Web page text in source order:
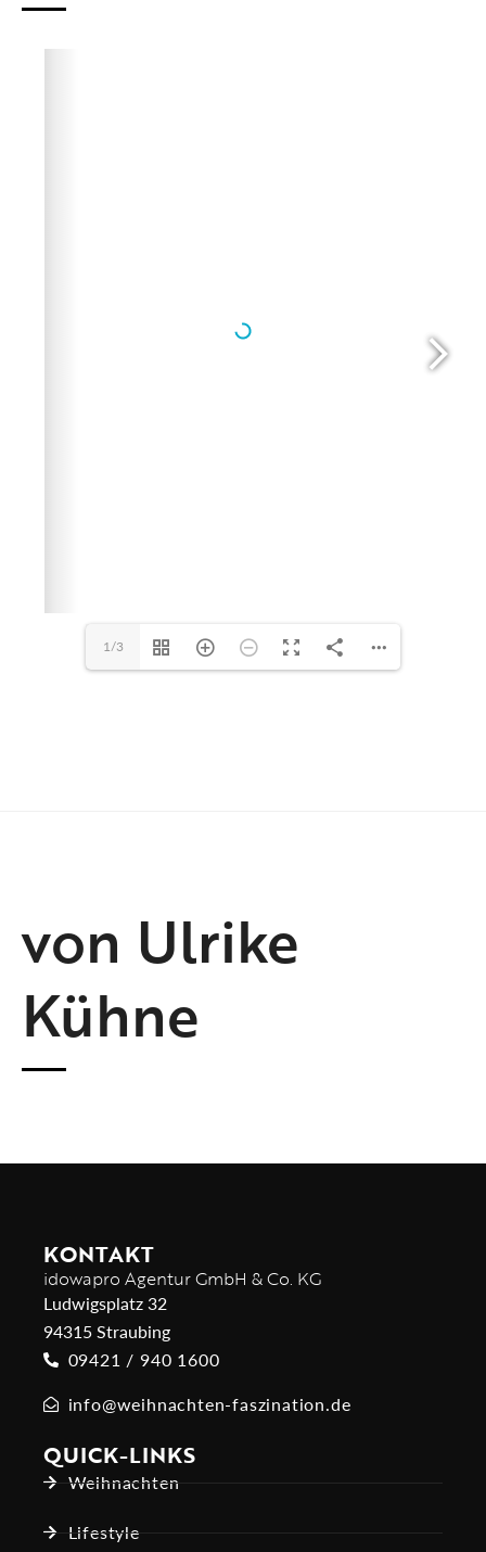
1/3
von Ulrike
Kühne
KONTAKT
idowapro Agentur GmbH & Co. KG
Ludwigsplatz 32
94315 Straubing
09421 / 940 1600
info@weihnachten-faszination.de
QUICK-LINKS
Weihnachten
Lifestyle